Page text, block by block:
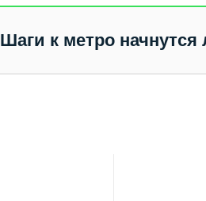
Шаги к метро начнутся